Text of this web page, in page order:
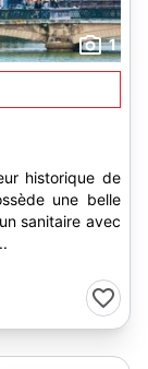
1
sanitaire avec